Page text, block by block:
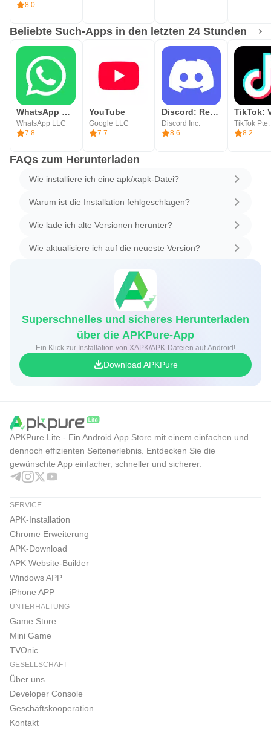
8.0
Beliebte Such-Apps in den letzten 24 Stunden
WhatsApp Messenger
WhatsApp LLC
7.8
YouTube
Google LLC
7.7
Discord: Reden, Gamen, Chillen
Discord Inc.
8.6
TikTok
8.2
FAQs zum Herunterladen
Wie installiere ich eine apk/xapk-Datei?
Warum ist die Installation fehlgeschlagen?
Wie lade ich alte Versionen herunter?
Wie aktualisiere ich auf die neueste Version?
Superschnelles und sicheres Herunterladen
über die APKPure-App
Ein Klick zur Installation von XAPK/APK-Dateien auf Android!
Download APKPure
APKPure Lite - Ein Android App Store mit einem einfachen und
dennoch effizienten Seitenerlebnis. Entdecken Sie die
gewünschte App einfacher, schneller und sicherer.
SERVICE
APK-Installation
Chrome Erweiterung
APK-Download
APK Website-Builder
Windows APP
iPhone APP
UNTERHALTUNG
Game Store
Mini Game
TVOnic
GESELLSCHAFT
Über uns
Developer Console
Geschäftskooperation
Kontakt